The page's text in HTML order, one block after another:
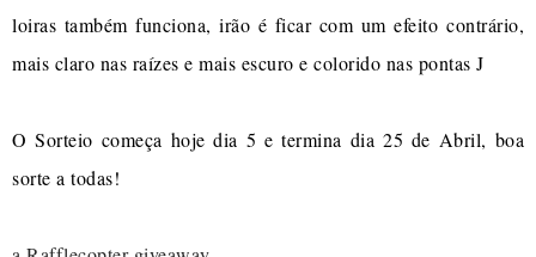
loiras também funciona, irão é ficar com um efeito contrário,
mais claro nas raízes e mais escuro e colorido nas pontas J
O Sorteio começa hoje dia 5 e termina dia 25 de Abril, boa
sorte a todas!